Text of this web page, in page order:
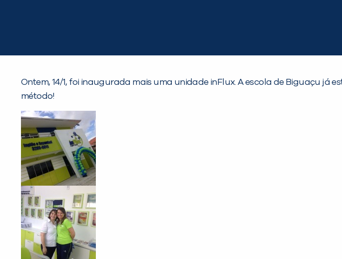
Ontem, 14/1, foi inaugurada mais uma unidade inFlux. A escola de Biguaçu já
método!